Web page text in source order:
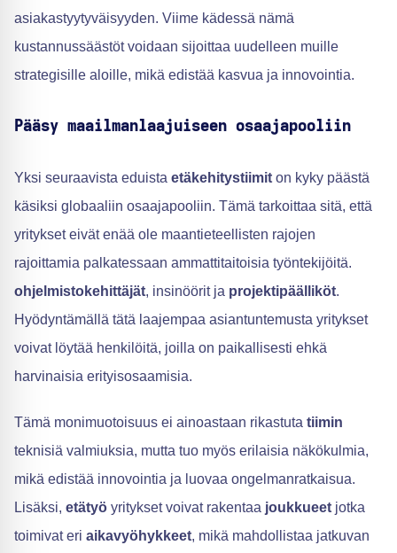
asiakastyytyväisyyden. Viime kädessä nämä
kustannussäästöt voidaan sijoittaa uudelleen muille
strategisille aloille, mikä edistää kasvua ja innovointia.
Pääsy maailmanlaajuiseen osaajapooliin
Yksi seuraavista eduista etäkehitystiimit on kyky päästä
käsiksi globaaliin osaajapooliin. Tämä tarkoittaa sitä, että
yritykset eivät enää ole maantieteellisten rajojen
rajoittamia palkatessaan ammattitaitoisia työntekijöitä.
ohjelmistokehittäjät, insinöörit ja projektipäälliköt.
Hyödyntämällä tätä laajempaa asiantuntemusta yritykset
voivat löytää henkilöitä, joilla on paikallisesti ehkä
harvinaisia erityisosaamisia.
Tämä monimuotoisuus ei ainoastaan rikastuta tiimin
teknisiä valmiuksia, mutta tuo myös erilaisia näkökulmia,
mikä edistää innovointia ja luovaa ongelmanratkaisua.
Lisäksi, etätyö yritykset voivat rakentaa joukkueet jotka
toimivat eri aikavyöhykkeet, mikä mahdollistaa jatkuvan